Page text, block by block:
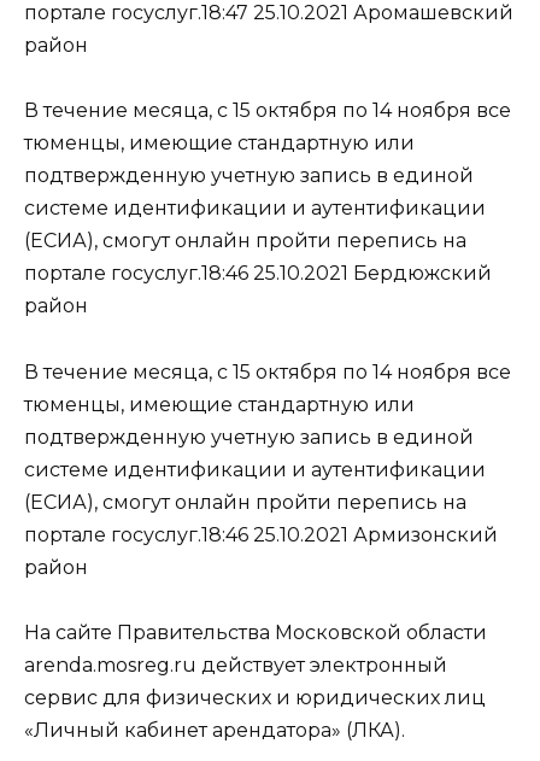
портале госуслуг.18:47 25.10.2021 Аромашевский
район
В течение месяца, с 15 октября по 14 ноября все
тюменцы, имеющие стандартную или
подтвержденную учетную запись в единой
системе идентификации и аутентификации
(ЕСИА), смогут онлайн пройти перепись на
портале госуслуг.18:46 25.10.2021 Бердюжский
район
В течение месяца, с 15 октября по 14 ноября все
тюменцы, имеющие стандартную или
подтвержденную учетную запись в единой
системе идентификации и аутентификации
(ЕСИА), смогут онлайн пройти перепись на
портале госуслуг.18:46 25.10.2021 Армизонский
район
На сайте Правительства Московской области
arenda.mosreg.ru действует электронный
сервис для физических и юридических лиц
«Личный кабинет арендатора» (ЛКА).